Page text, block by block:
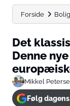
Forside Bolig
Det
Denne
Mikkel
Følg